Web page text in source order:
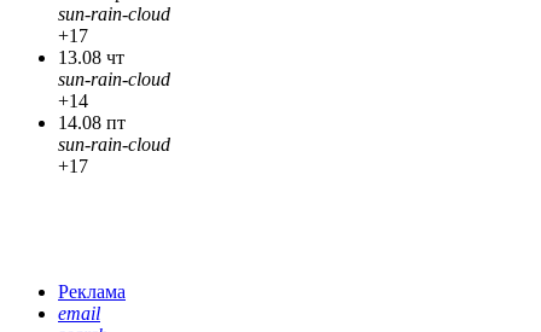
sun-rain-cloud
+17
13.08 чт
sun-rain-cloud
+14
14.08 пт
sun-rain-cloud
+17
Реклама
email